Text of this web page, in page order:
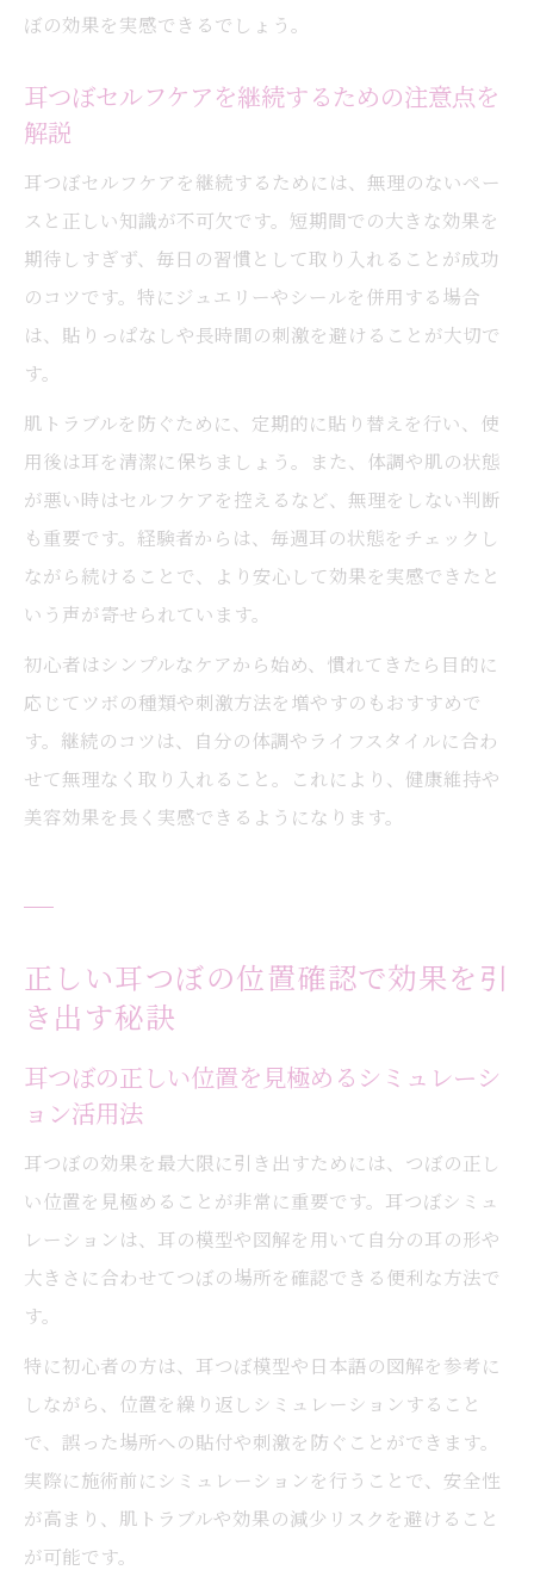
ぼの効果を実感できるでしょう。
耳つぼセルフケアを継続するための注意点を
解説
耳つぼセルフケアを継続するためには、無理のないペー
スと正しい知識が不可欠です。短期間での大きな効果を
期待しすぎず、毎日の習慣として取り入れることが成功
のコツです。特にジュエリーやシールを併用する場合
は、貼りっぱなしや長時間の刺激を避けることが大切で
す。
肌トラブルを防ぐために、定期的に貼り替えを行い、使
用後は耳を清潔に保ちましょう。また、体調や肌の状態
が悪い時はセルフケアを控えるなど、無理をしない判断
も重要です。経験者からは、毎週耳の状態をチェックし
ながら続けることで、より安心して効果を実感できたと
いう声が寄せられています。
初心者はシンプルなケアから始め、慣れてきたら目的に
応じてツボの種類や刺激方法を増やすのもおすすめで
す。継続のコツは、自分の体調やライフスタイルに合わ
せて無理なく取り入れること。これにより、健康維持や
美容効果を長く実感できるようになります。
正しい耳つぼの位置確認で効果を引
き出す秘訣
耳つぼの正しい位置を見極めるシミュレーシ
ョン活用法
耳つぼの効果を最大限に引き出すためには、つぼの正し
い位置を見極めることが非常に重要です。耳つぼシミュ
レーションは、耳の模型や図解を用いて自分の耳の形や
大きさに合わせてつぼの場所を確認できる便利な方法で
す。
特に初心者の方は、耳つぼ模型や日本語の図解を参考に
しながら、位置を繰り返しシミュレーションすること
で、誤った場所への貼付や刺激を防ぐことができます。
実際に施術前にシミュレーションを行うことで、安全性
が高まり、肌トラブルや効果の減少リスクを避けること
が可能です。